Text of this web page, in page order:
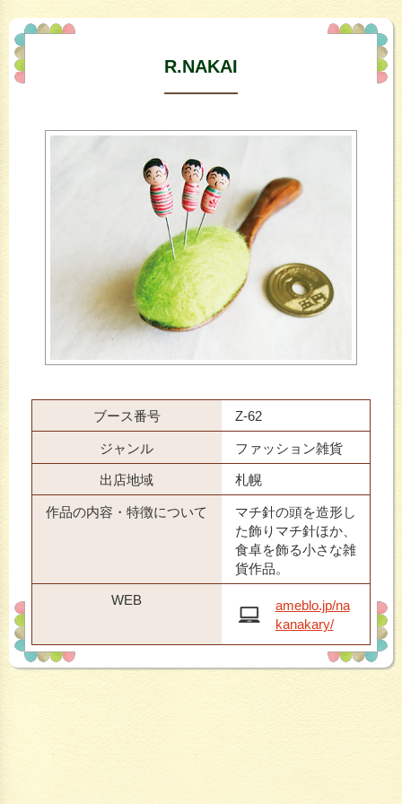
R.NAKAI
ブース番号 Z-62
ジャンル ファッション雑貨
出店地域 札幌
作品の内容・特徴について
マチ針の頭を造形し
た飾りマチ針ほか、
食卓を飾る小さな雑
貨作品。
WEB
ameblo.jp/na
kanakary/